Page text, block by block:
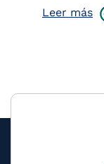
Leer más